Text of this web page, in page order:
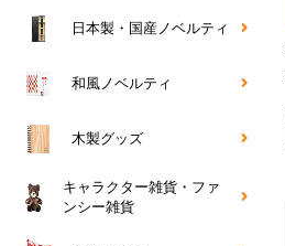
日本製・国産ノベルティ
和風ノベルティ
木製グッズ
キャラクター雑貨・ファ
ンシー雑貨